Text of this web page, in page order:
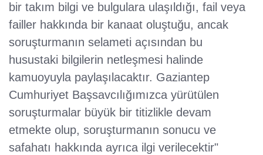
bir takım bilgi ve bulgulara ulaşıldığı, fail veya
failler hakkında bir kanaat oluştuğu, ancak
soruşturmanın selameti açısından bu
husustaki bilgilerin netleşmesi halinde
kamuoyuyla paylaşılacaktır. Gaziantep
Cumhuriyet Başsavcılığımızca yürütülen
soruşturmalar büyük bir titizlikle devam
etmekte olup, soruşturmanın sonucu ve
safahatı hakkında ayrıca ilgi verilecektir"